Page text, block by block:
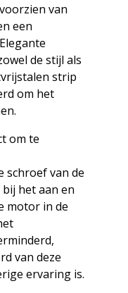
van
een
de stijl als
strip
om het
om te
schroef van de
het aan en
motor in de
van deze
ervaring is.